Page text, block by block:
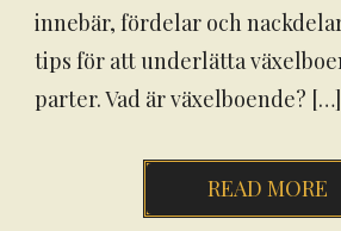
innebär, fördelar och
tips för att underlätta
parter. Vad är växelboende? […]
READ MORE